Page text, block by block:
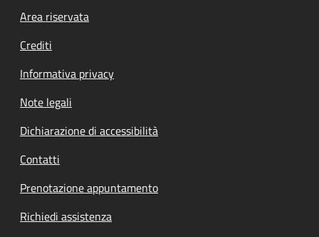
Footer menu
Area riservata
Crediti
Informativa privacy
Note legali
Dichiarazione di accessibilità
Contatti
Prenotazione appuntamento
Richiedi assistenza